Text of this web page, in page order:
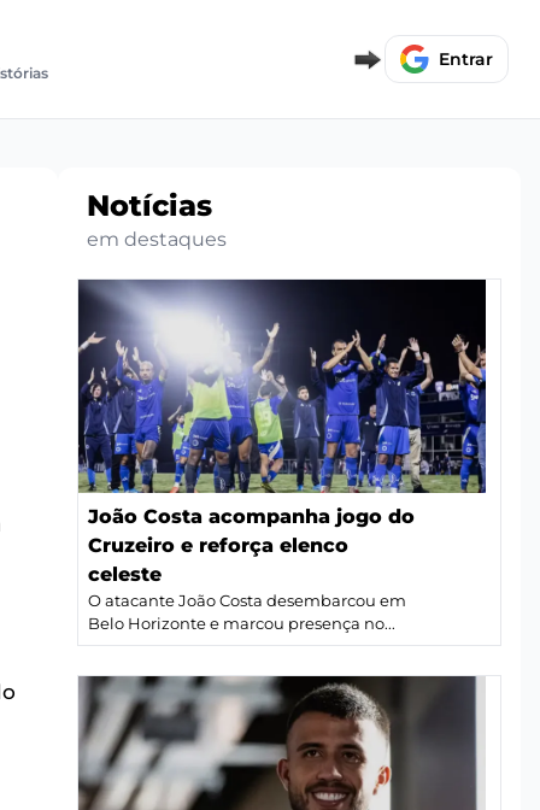
Entrar
Notícias
em destaques
João Costa acompanha jogo do
Cruzeiro e reforça elenco
celeste
O atacante João Costa desembarcou em
Belo Horizonte e marcou presença no...